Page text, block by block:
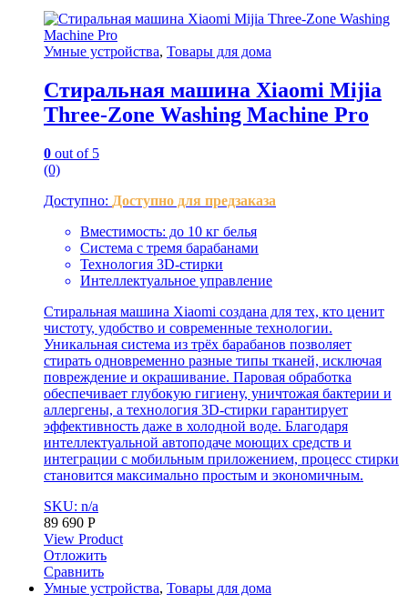
Умные устройства, Товары для дома
Стиральная машина Xiaomi Mijia
Three-Zone Washing Machine Pro
0 out of 5
(0)
Доступно: Доступно для предзаказа
Вместимость: до 10 кг белья
Система с тремя барабанами
Технология 3D-стирки
Интеллектуальное управление
Стиральная машина Xiaomi создана для тех, кто ценит
чистоту, удобство и современные технологии.
Уникальная система из трёх барабанов позволяет
стирать одновременно разные типы тканей, исключая
повреждение и окрашивание. Паровая обработка
обеспечивает глубокую гигиену, уничтожая бактерии и
аллергены, а технология 3D-стирки гарантирует
эффективность даже в холодной воде. Благодаря
интеллектуальной автоподаче моющих средств и
интеграции с мобильным приложением, процесс стирки
становится максимально простым и экономичным.
SKU: n/a
89 690 Р
View Product
Отложить
Сравнить
Умные устройства, Товары для дома